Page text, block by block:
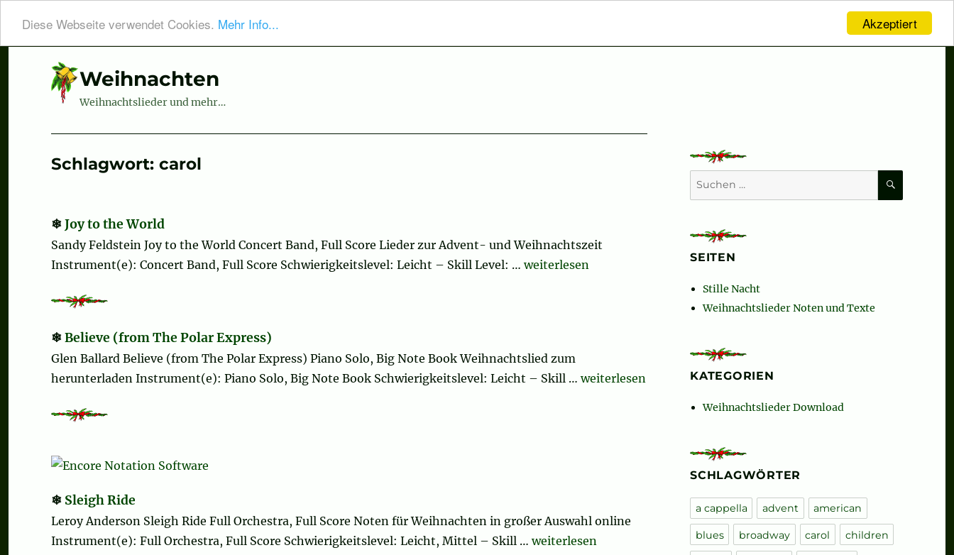
Akzeptiert
Diese Webseite verwendet Cookies. Mehr Info...
Weihnachten
Weihnachtslieder und mehr…
Schlagwort: carol
Joy to the World
Sandy Feldstein Joy to the World Concert Band, Full Score Lieder zur Advent- und Weihnachtszeit
Instrument(e): Concert Band, Full Score Schwierigkeitslevel: Leicht – Skill Level: …„Joy to the World“
weiterlesen
Believe (from The Polar Express)
Glen Ballard Believe (from The Polar Express) Piano Solo, Big Note Book Weihnachtslied zum
herunterladen Instrument(e): Piano Solo, Big Note Book Schwierigkeitslevel: Leicht – Skill …„Believe (from The Polar Express)“
weiterlesen
Sleigh Ride
Leroy Anderson Sleigh Ride Full Orchestra, Full Score Noten für Weihnachten in großer Auswahl online
Instrument(e): Full Orchestra, Full Score Schwierigkeitslevel: Leicht, Mittel – Skill …„Sleigh Ride“
weiterlesen
Suchen
nach:
SEITEN
Stille Nacht
Weihnachtslieder Noten und Texte
KATEGORIEN
Weihnachtslieder Download
SCHLAGWÖRTER
a cappella advent american
blues broadway carol children